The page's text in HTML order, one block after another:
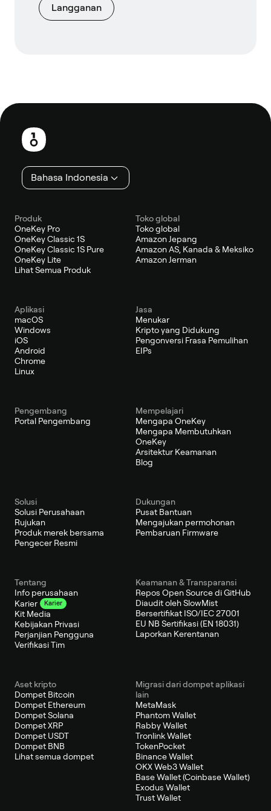
Langganan
Catatan
kaki
Bahasa Indonesia
Produk
OneKey Pro
OneKey Classic 1S
OneKey Classic 1S Pure
OneKey Lite
Lihat Semua Produk
Toko global
Toko global
Amazon Jepang
Amazon AS, Kanada & Meksiko
Amazon Jerman
Aplikasi
macOS
Windows
iOS
Android
Chrome
Linux
Jasa
Menukar
Kripto yang Didukung
Pengonversi Frasa Pemulihan
EIPs
Pengembang
Portal Pengembang
Mempelajari
Mengapa OneKey
Mengapa Membutuhkan
OneKey
Arsitektur Keamanan
Blog
Solusi
Solusi Perusahaan
Rujukan
Produk merek bersama
Pengecer Resmi
Dukungan
Pusat Bantuan
Mengajukan permohonan
Pembaruan Firmware
Tentang
Info perusahaan
Karier
Karier
Kit Media
Kebijakan Privasi
Perjanjian Pengguna
Verifikasi Tim
Keamanan & Transparansi
Repos Open Source di GitHub
Diaudit oleh SlowMist
Bersertifikat ISO/IEC 27001
EU NB Sertifikasi (EN 18031)
Laporkan Kerentanan
Aset kripto
Dompet Bitcoin
Dompet Ethereum
Dompet Solana
Dompet XRP
Dompet USDT
Dompet BNB
Lihat semua dompet
Migrasi dari dompet aplikasi
lain
MetaMask
Phantom Wallet
Rabby Wallet
Tronlink Wallet
TokenPocket
Binance Wallet
OKX Web3 Wallet
Base Wallet (Coinbase Wallet)
Exodus Wallet
Trust Wallet